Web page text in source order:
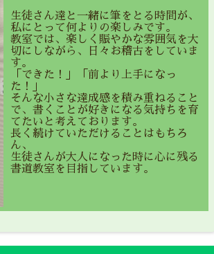
生徒さん達と一緒に筆をとる時間が、
私にとって何よりの楽しみです。
教室では、楽しく賑やかな雰囲気を大
切にしながら、日々お稽古をしていま
す。
「できた！」「前より上手になっ
た！」
そんな小さな達成感を積み重ねること
で、書くことが好きになる気持ちを育
てたいと考えております。
長く続けていただけることはもちろ
ん、
生徒さんが大人になった時に心に残る
書道教室を目指しています。